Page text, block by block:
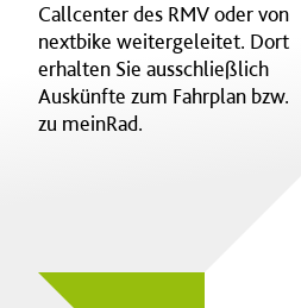
Callcenter des RMV oder von
nextbike weitergeleitet. Dort
erhalten Sie ausschließlich
Auskünfte zum Fahrplan bzw.
zu meinRad.